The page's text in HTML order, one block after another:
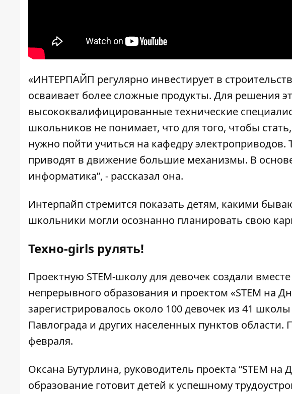
«ИНТЕРПАЙП регулярно инвестирует в
осваивает более сложные продукты. Для решения
высококвалифицированные технические
школьников не понимает, что для того, чтобы
нужно пойти учиться на кафедру
приводят в движение большие механизмы. В
информатика”, - рассказал она.
Интерпайп стремится показать детям, какими
школьники могли осознанно планировать свою
Техно-girls рулять!
Проектную STEM-школу для девочек создали
непрерывного образования и проектом «STEM на
зарегистрировалось около 100 девочек из 41
Павлограда и других населенных пунктов области.
февраля.
Оксана Бутурлина, руководитель проекта “STEM на
образование готовит детей к успешному